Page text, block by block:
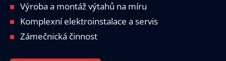
Výroba a montáž výtahů na míru
Komplexní elektroinstalace a servis
Zámečnická činnost